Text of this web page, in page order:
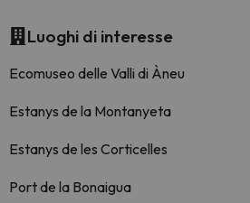
Luoghi di interesse
Ecomuseo delle Valli di Àneu
Estanys de la Montanyeta
Estanys de les Corticelles
Port de la Bonaigua